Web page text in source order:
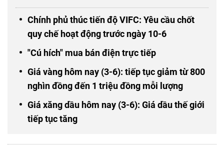
Chính phủ thúc tiến độ VIFC: Yêu cầu chốt
quy chế hoạt động trước ngày 10-6
"Cú hích" mua bán điện trực tiếp
Giá vàng hôm nay (3-6): tiếp tục giảm từ 800
nghìn đồng đến 1 triệu đồng mỗi lượng
Giá xăng dầu hôm nay (3-6): Giá dầu thế giới
tiếp tục tăng